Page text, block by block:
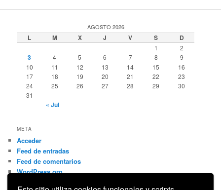
AGOSTO 2026
L M X J V S D
1 2
3 4 5 6 7 8
9
10
11 12 13 14 15
16
17
18 19 20 21 22
23
24
25 26 27 28 29
30
31
« Jul
META
Acceder
Feed de entradas
Feed de comentarios
WordPress.org